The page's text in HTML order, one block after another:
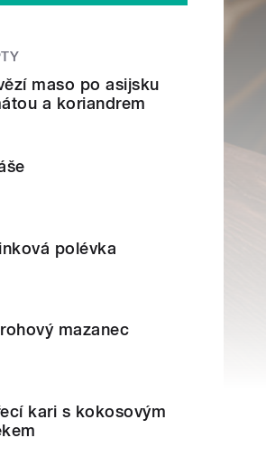
maso po asijsku
a koriandrem
polévka
mazanec
kari s kokosovým